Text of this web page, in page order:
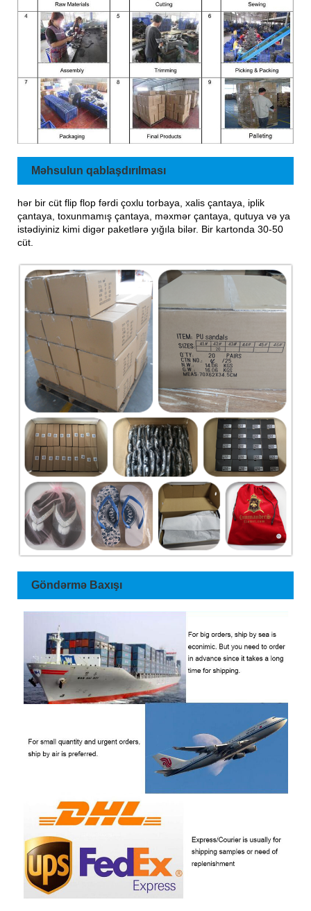
Məhsulun qablaşdırılması
hər bir cüt flip flop fərdi çoxlu torbaya, xalis çantaya, iplik
çantaya, toxunmamış çantaya, məxmər çantaya, qutuya və ya
istədiyiniz kimi digər paketlərə yığıla bilər. Bir kartonda 30-50
cüt.
Göndərmə Baxışı